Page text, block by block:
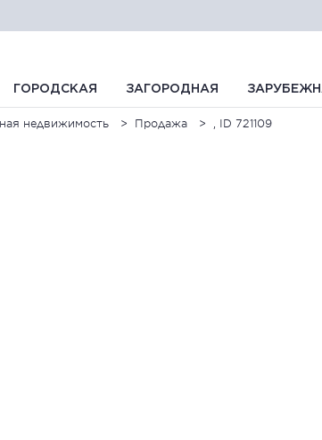
ГОРОДСКАЯ ЗАГОРОДНАЯ
недвижимость Продажа , ID 721109